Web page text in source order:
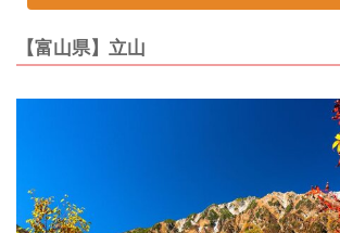
【富山県】立山